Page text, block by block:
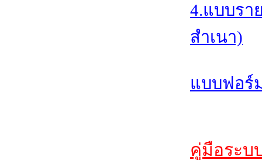
4.แบบรา
สำเนา)
แบบฟอร์
คู่มือระบ